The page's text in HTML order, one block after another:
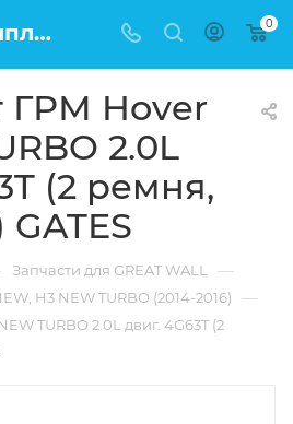
Купить Комплект ГРМ Hover H3NEW TURBO 2.0L двиг. 4G63T (2 ремня, 3 ролика,) GATES в Москве по низкой цене 0
ГРМ Hover
2.0L
(2 ремня,
Запчасти для GREAT WALL —
H3 NEW TURBO (2014-2016) —
TURBO 2.0L двиг. 4G63T (2